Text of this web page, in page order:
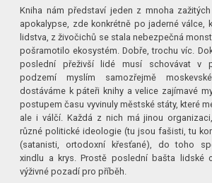
Kniha nám představí jeden z mnoha
apokalypse, zde konkrétně po jaderné válce,
lidstva, z živočichů se stala nebezpečná
pošramotilo ekosystém. Dobře, trochu víc.
poslední přeživší lidé musí schovávat v
podzemí myslím samozřejmě
dostáváme k páteři knihy a velice zajímavé
postupem času vyvinuly městské státy, které
ale i válčí. Každá z nich má jinou
různé politické ideologie (tu jsou fašisti, tu
(satanisti, ortodoxní křesťané), do toho
xindlu a krys. Prostě poslední bašta lidské
výživné pozadí pro příběh.